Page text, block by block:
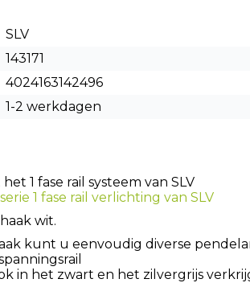
SLV
143171
4024163142496
1-2 werkdagen
1 fase rail systeem van SLV
1 fase rail verlichting van SLV
wit.
kunt u eenvoudig diverse
in het zwart en het zilvergrijs